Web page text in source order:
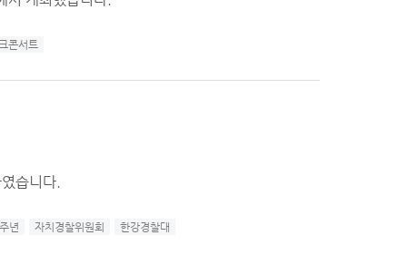
콘서트
습니다.
년 자치경찰위원회 한강경찰대